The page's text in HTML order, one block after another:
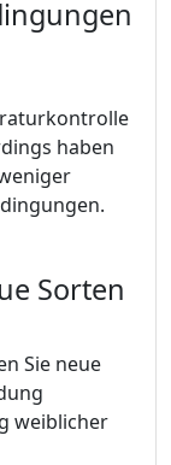
haben
Sorten
Sie neue
weiblicher